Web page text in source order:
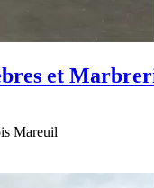
et
Mareuil